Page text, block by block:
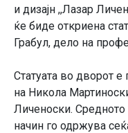
и дизајн ,,Лазар
ќе биде откриена
Грабул, дело на
Статуата во дворот
на Никола
Личеноски. Средното
начин го одржува